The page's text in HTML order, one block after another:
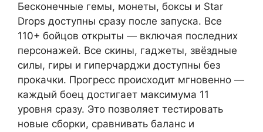
Бесконечные гемы, монеты, боксы и Star
Drops доступны сразу после запуска. Все
110+ бойцов открыты — включая последних
персонажей. Все скины, гаджеты, звёздные
силы, гиры и гиперчарджи доступны без
прокачки. Прогресс происходит мгновенно —
каждый боец достигает максимума 11
уровня сразу. Это позволяет тестировать
новые сборки, сравнивать баланс и